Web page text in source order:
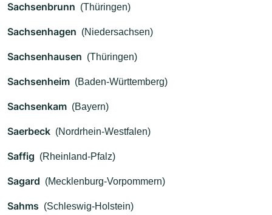
Sachsenbrunn (Thüringen)
Sachsenhagen (Niedersachsen)
Sachsenhausen (Thüringen)
Sachsenheim (Baden-Württemberg)
Sachsenkam (Bayern)
Saerbeck (Nordrhein-Westfalen)
Saffig (Rheinland-Pfalz)
Sagard (Mecklenburg-Vorpommern)
Sahms (Schleswig-Holstein)